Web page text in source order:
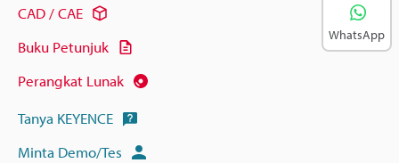
CAD / CAE
Buku Petunjuk
Perangkat Lunak
Tanya KEYENCE
Minta Demo/Tes
WhatsApp